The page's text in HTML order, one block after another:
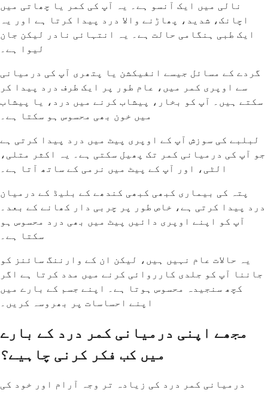
نالی میں ایک آنسو ہے۔ یہ آپ کی کمر یا چھاتی میں
اچانک، شدید، پھاڑنے والا درد پیدا کرتا ہے اور یہ
ایک طبی ہنگامی حالت ہے۔ یہ انتہائی نادر لیکن جان
لیوا ہے۔
گردے کے مسائل جیسے انفیکشن یا پتھری آپ کی درمیانی
سے اوپری کمر میں، عام طور پر ایک طرف درد پیدا کر
سکتے ہیں۔ آپ کو بخار، پیشاب کرنے میں درد، یا پیشاب
میں خون بھی محسوس ہو سکتا ہے۔
لبلبے کی سوزش آپ کے اوپری پیٹ میں درد پیدا کرتی ہے
جو آپ کی درمیانی کمر تک پھیل سکتی ہے۔ یہ اکثر متلی،
الٹی، اور آپ کے پیٹ میں نرمی کے ساتھ آتا ہے۔
پتہ کی بیماری کبھی کبھی کندھے کے بلیڈ کے درمیان
درد پیدا کرتی ہے، خاص طور پر چربی دار کھانے کے بعد۔
آپ کو اپنے اوپری دائیں پیٹ میں بھی درد محسوس ہو
سکتا ہے۔
یہ حالات عام نہیں ہیں، لیکن ان کے وارننگ سائنز کو
جاننا آپ کو جلدی کارروائی کرنے میں مدد کرتا ہے اگر
کچھ سنجیدہ محسوس ہوتا ہے۔ اپنے جسم کے بارے میں
اپنے احساسات پر بھروسہ کریں۔
مجھے اپنی درمیانی کمر درد کے بارے
میں کب فکر کرنی چاہیے؟
درمیانی کمر درد کی زیادہ تر وجہ آرام اور خود کی